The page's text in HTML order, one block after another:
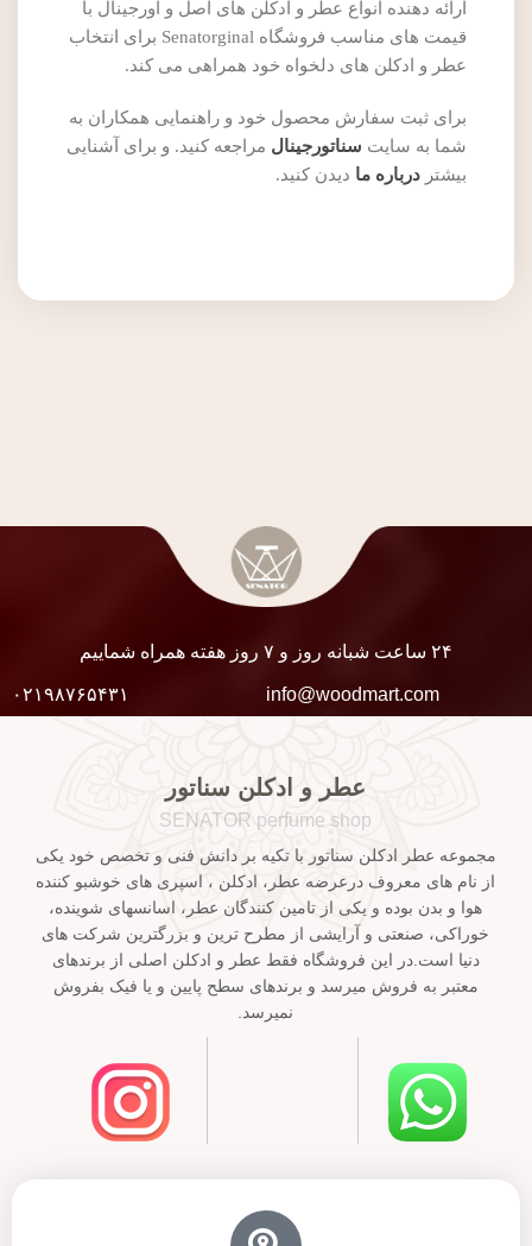
ارائه دهنده انواع عطر و ادکلن های اصل و اورجینال با
قیمت های مناسب فروشگاه Senatorginal برای انتخاب
عطر و ادکلن های دلخواه خود همراهی می کند.
برای ثبت سفارش محصول خود و راهنمایی همکاران به
شما به سایت سناتورجینال مراجعه کنید. و برای آشنایی
بیشتر درباره ما دیدن کنید.
۲۴ ساعت شبانه روز و ۷ روز هفته همراه شماییم
info@woodmart.com ۰۲۱۹۸۷۶۵۴۳۱
عطر و ادکلن سناتور
SENATOR perfume shop
مجموعه عطر ادکلن سناتور با تکیه بر دانش فنی و تخصص خود یکی
از نام های معروف درعرضه عطر، ادکلن ، اسپری های خوشبو کننده
هوا و بدن بوده و یکی از تامین کنندگان عطر، اسانسهای شوینده،
خوراکی، صنعتی و آرایشی از مطرح ترین و بزرگترین شرکت های
دنیا است.در این فروشگاه فقط عطر و ادکلن اصلی از برندهای
معتبر به فروش میرسد و برندهای سطح پایین و یا فیک بفروش
نمیرسد.